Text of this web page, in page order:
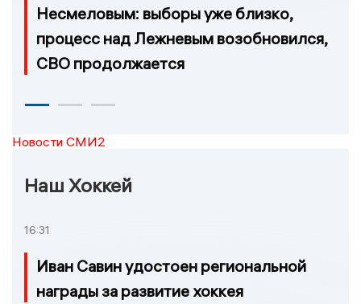
Несмеловым: выборы уже близко,
процесс над Лежневым возобновился,
СВО продолжается
Новости СМИ2
Наш Хоккей
16:31
Иван Савин удостоен региональной
награды за развитие хоккея